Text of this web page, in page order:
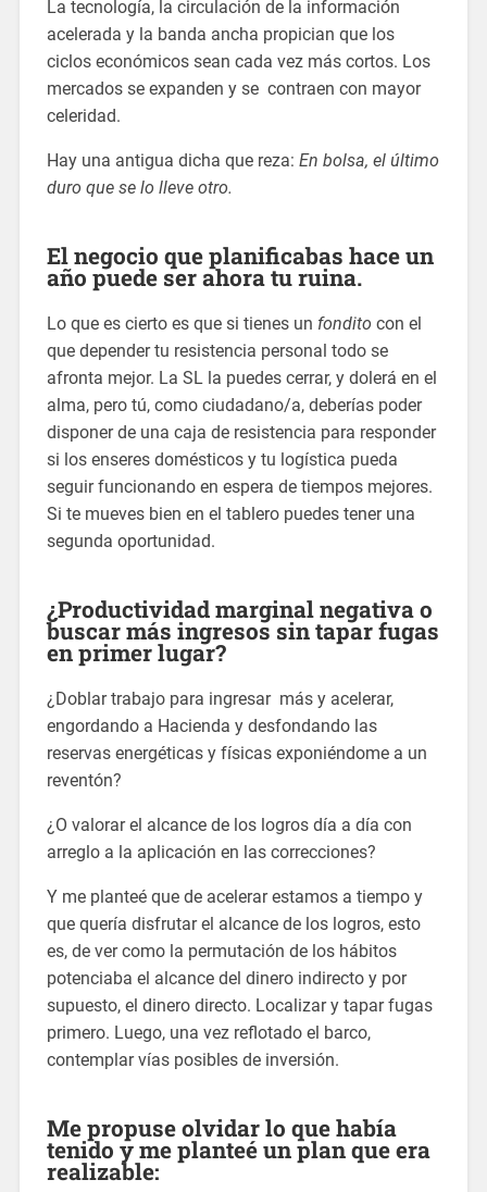
La tecnología, la circulación de la información
acelerada y la banda ancha propician que los
ciclos económicos sean cada vez más cortos. Los
mercados se expanden y se contraen con mayor
celeridad.
Hay una antigua dicha que reza: En bolsa, el último
duro que se lo lleve otro.
El negocio que planificabas hace un
año puede ser ahora tu ruina.
Lo que es cierto es que si tienes un fondito con el
que depender tu resistencia personal todo se
afronta mejor. La SL la puedes cerrar, y dolerá en el
alma, pero tú, como ciudadano/a, deberías poder
disponer de una caja de resistencia para responder
si los enseres domésticos y tu logística pueda
seguir funcionando en espera de tiempos mejores.
Si te mueves bien en el tablero puedes tener una
segunda oportunidad.
¿Productividad marginal negativa o
buscar más ingresos sin tapar fugas
en primer lugar?
¿Doblar trabajo para ingresar más y acelerar,
engordando a Hacienda y desfondando las
reservas energéticas y físicas exponiéndome a un
reventón?
¿O valorar el alcance de los logros día a día con
arreglo a la aplicación en las correcciones?
Y me planteé que de acelerar estamos a tiempo y
que quería disfrutar el alcance de los logros, esto
es, de ver como la permutación de los hábitos
potenciaba el alcance del dinero indirecto y por
supuesto, el dinero directo. Localizar y tapar fugas
primero. Luego, una vez reflotado el barco,
contemplar vías posibles de inversión.
Me propuse olvidar lo que había
tenido y me planteé un plan que era
realizable: